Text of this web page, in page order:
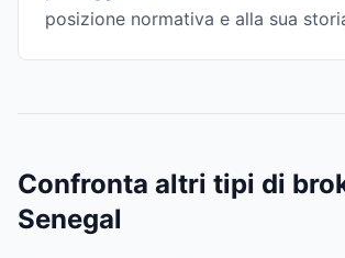
posizione normativa e alla sua
Confronta altri tipi di
Senegal